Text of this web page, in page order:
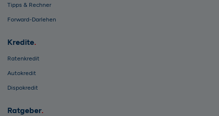
Tipps & Rechner
Forward-Darlehen
Kredite
Ratenkredit
Autokredit
Dispokredit
Ratgeber